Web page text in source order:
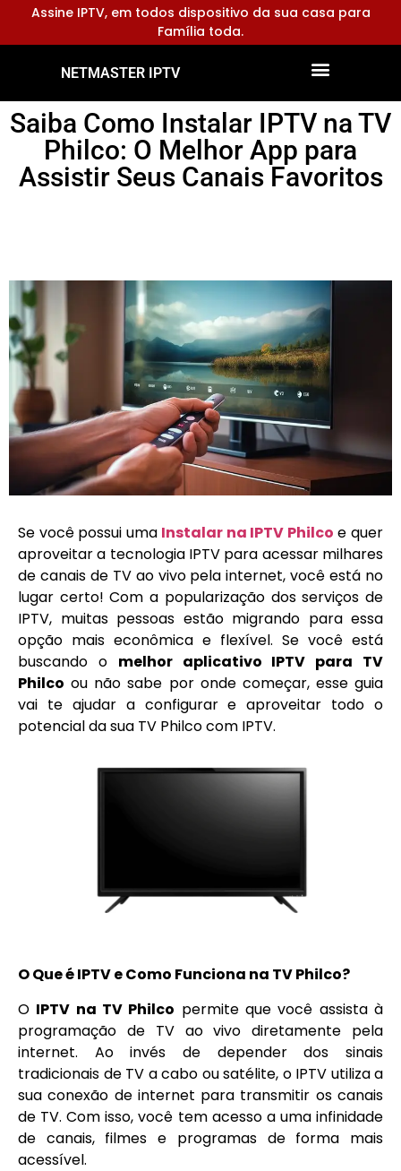
Assine IPTV, em todos dispositivo da sua casa para
Família toda.
NETMASTER IPTV
Saiba Como Instalar IPTV na TV
Philco: O Melhor App para
Assistir Seus Canais Favoritos
Se você possui uma Instalar na IPTV Philco e quer
aproveitar a tecnologia IPTV para acessar milhares
de canais de TV ao vivo pela internet, você está no
lugar certo! Com a popularização dos serviços de
IPTV, muitas pessoas estão migrando para essa
opção mais econômica e flexível. Se você está
buscando o melhor aplicativo IPTV para TV
Philco ou não sabe por onde começar, esse guia
vai te ajudar a configurar e aproveitar todo o
potencial da sua TV Philco com IPTV.
O Que é IPTV e Como Funciona na TV Philco?
O IPTV na TV Philco permite que você assista à
programação de TV ao vivo diretamente pela
internet. Ao invés de depender dos sinais
tradicionais de TV a cabo ou satélite, o IPTV utiliza a
sua conexão de internet para transmitir os canais
de TV. Com isso, você tem acesso a uma infinidade
de canais, filmes e programas de forma mais
acessível.